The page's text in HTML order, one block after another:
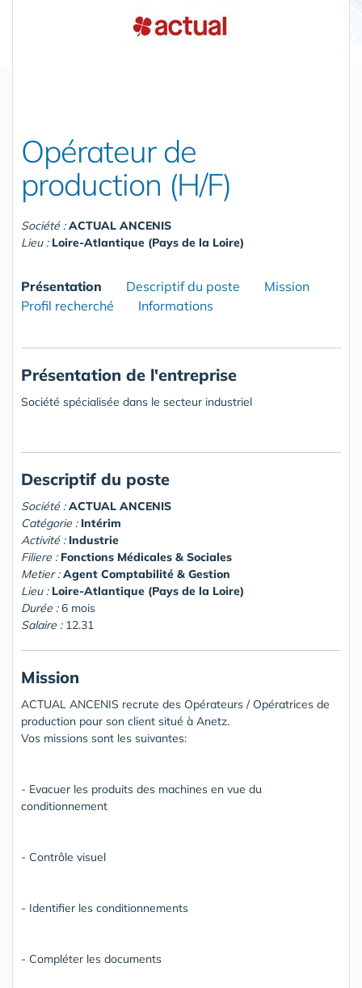
Opérateur de
production (H/F)
Société :ACTUAL ANCENIS
Lieu : Loire-Atlantique (Pays de la Loire)
Présentation Descriptif du poste
Mission
Profil recherché
Informations
Présentation de l'entreprise
Société spécialisée dans le secteur industriel
Descriptif du poste
Société :ACTUAL ANCENIS
Catégorie : Intérim
Activité : Industrie
Filiere : Fonctions Médicales & Sociales
Metier :Agent Comptabilité & Gestion
Lieu : Loire-Atlantique (Pays de la Loire)
Durée :6 mois
Salaire : 12.31
Mission
ACTUAL ANCENIS recrute des Opérateurs / Opératrices de
production pour son client situé à Anetz.
Vos missions sont les suivantes:
- Evacuer les produits des machines en vue du
conditionnement
- Contrôle visuel
- Identifier les conditionnements
- Compléter les documents